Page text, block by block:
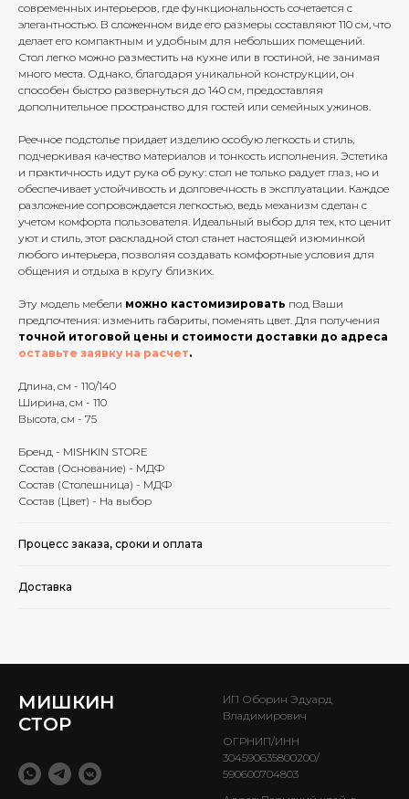
современных интерьеров, где функциональность сочетается с
элегантностью. В сложенном виде его размеры составляют 110 см, что
делает его компактным и удобным для небольших помещений.
Стол легко можно разместить на кухне или в гостиной, не занимая
много места. Однако, благодаря уникальной конструкции, он
способен быстро развернуться до 140 см, предоставляя
дополнительное пространство для гостей или семейных ужинов.
Реечное подстолье придает изделию особую легкость и стиль,
подчеркивая качество материалов и тонкость исполнения. Эстетика
и практичность идут рука об руку: стол не только радует глаз, но и
обеспечивает устойчивость и долговечность в эксплуатации. Каждое
разложение сопровождается легкостью, ведь механизм сделан с
учетом комфорта пользователя. Идеальный выбор для тех, кто ценит
уют и стиль, этот раскладной стол станет настоящей изюминкой
любого интерьера, позволяя создавать комфортные условия для
общения и отдыха в кругу близких.
Эту модель мебели можно кастомизировать под Ваши
предпочтения: изменить габариты, поменять цвет. Для получения
точной итоговой цены и стоимости доставки до адреса
оставьте заявку на расчет.
Длина, см - 110/140
Ширина, см - 110
Высота, см - 75
Бренд - MISHKIN STORE
Состав (Основание) - МДФ
Состав (Столешница) - МДФ
Состав (Цвет) - На выбор
Процесс заказа, сроки и оплата
Доставка
МИШКИН
СТОР
ИП Оборин Эдуард
Владимирович
ОГРНИП/ИНН
304590635800200/
590600704803